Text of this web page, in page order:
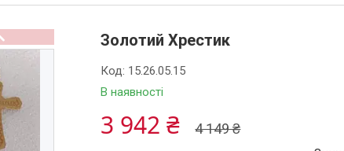
Золотий Хрестик
В наявності
Код: 15.26.05.15
4 149 ₴
3 942 ₴